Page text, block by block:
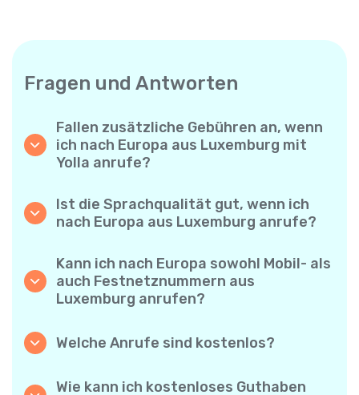
Fragen und Antworten
Fallen zusätzliche Gebühren an, wenn
ich nach Europa aus Luxemburg mit
Yolla anrufe?
Abrechnungssystem pro Minute – Sie zahlen
nur für die Gesprächsdauer. Keine
versteckten Kosten, keine verpflichtenden
Ist die Sprachqualität gut, wenn ich
nach Europa aus Luxemburg anrufe?
Anrufe, sodass es sich anfühlt, als würden
Sie mit jemandem aus Ihrer Nachbarschaft
sprechen – selbst wenn er am anderen Ende
der Welt ist.
Kann ich nach Europa sowohl Mobil- als
auch Festnetznummern aus
Luxemburg anrufen?
Handys – Sie können also jeden nach Europa
Welche Anrufe sind kostenlos?
kostenlos, wenn beide Nutzer die App
Wie kann ich kostenloses Guthaben